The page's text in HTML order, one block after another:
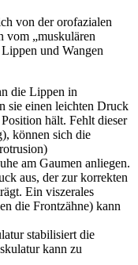
von der orofazialen
vom „muskulären
und Wangen
die Lippen in
sie einen leichten Druck
hält. Fehlt dieser
können sich die
am Gaumen anliegen.
aus, der zur korrekten
Ein viszerales
die Frontzähne) kann
stabilisiert die
kann zu